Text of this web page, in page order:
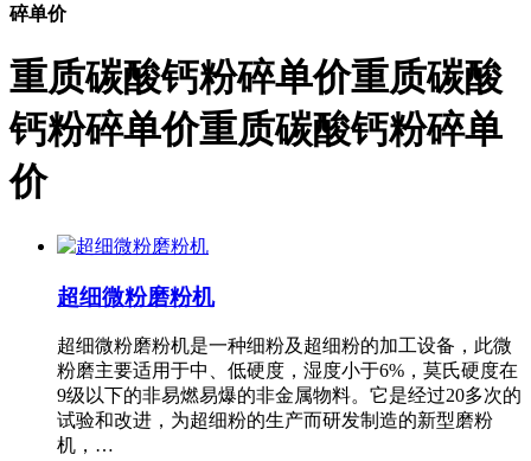
碎单价
重质碳酸钙粉碎单价重质碳酸
钙粉碎单价重质碳酸钙粉碎单
价
超细微粉磨粉机
超细微粉磨粉机是一种细粉及超细粉的加工设备，此微
粉磨主要适用于中、低硬度，湿度小于6%，莫氏硬度在
9级以下的非易燃易爆的非金属物料。它是经过20多次的
试验和改进，为超细粉的生产而研发制造的新型磨粉
机，…